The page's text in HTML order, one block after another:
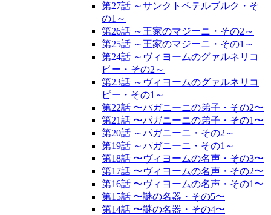
第27話 ～サンクトペテルブルク・そ
の1～
第26話 ～王家のマジーニ・その2～
第25話 ～王家のマジーニ・その1～
第24話 ～ヴィヨームのグァルネリコ
ピー・その2～
第23話 ～ヴィヨームのグァルネリコ
ピー・その1～
第22話 〜パガニーニの弟子・その2〜
第21話 〜パガニーニの弟子・その1〜
第20話 ～パガニーニ・その2～
第19話 ～パガニーニ・その1～
第18話 〜ヴィヨームの名声・その3〜
第17話 〜ヴィヨームの名声・その2〜
第16話 〜ヴィヨームの名声・その1〜
第15話 〜謎の名器・その5〜
第14話 〜謎の名器・その4〜